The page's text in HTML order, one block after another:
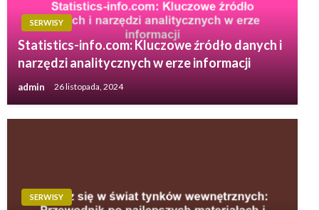
SERWISY
Statistics-info.com: Kluczowe źródło danych i
narzędzi analitycznych w erze informacji
admin 26 listopada, 2024
SERWISY